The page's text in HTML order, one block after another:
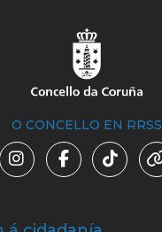
O CONCELLO EN RRSS